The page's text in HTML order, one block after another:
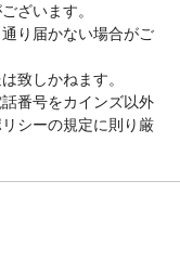
ざいます。
り届かない場合がご
致しかねます。
番号をカインズ以外
シーの規定に則り厳